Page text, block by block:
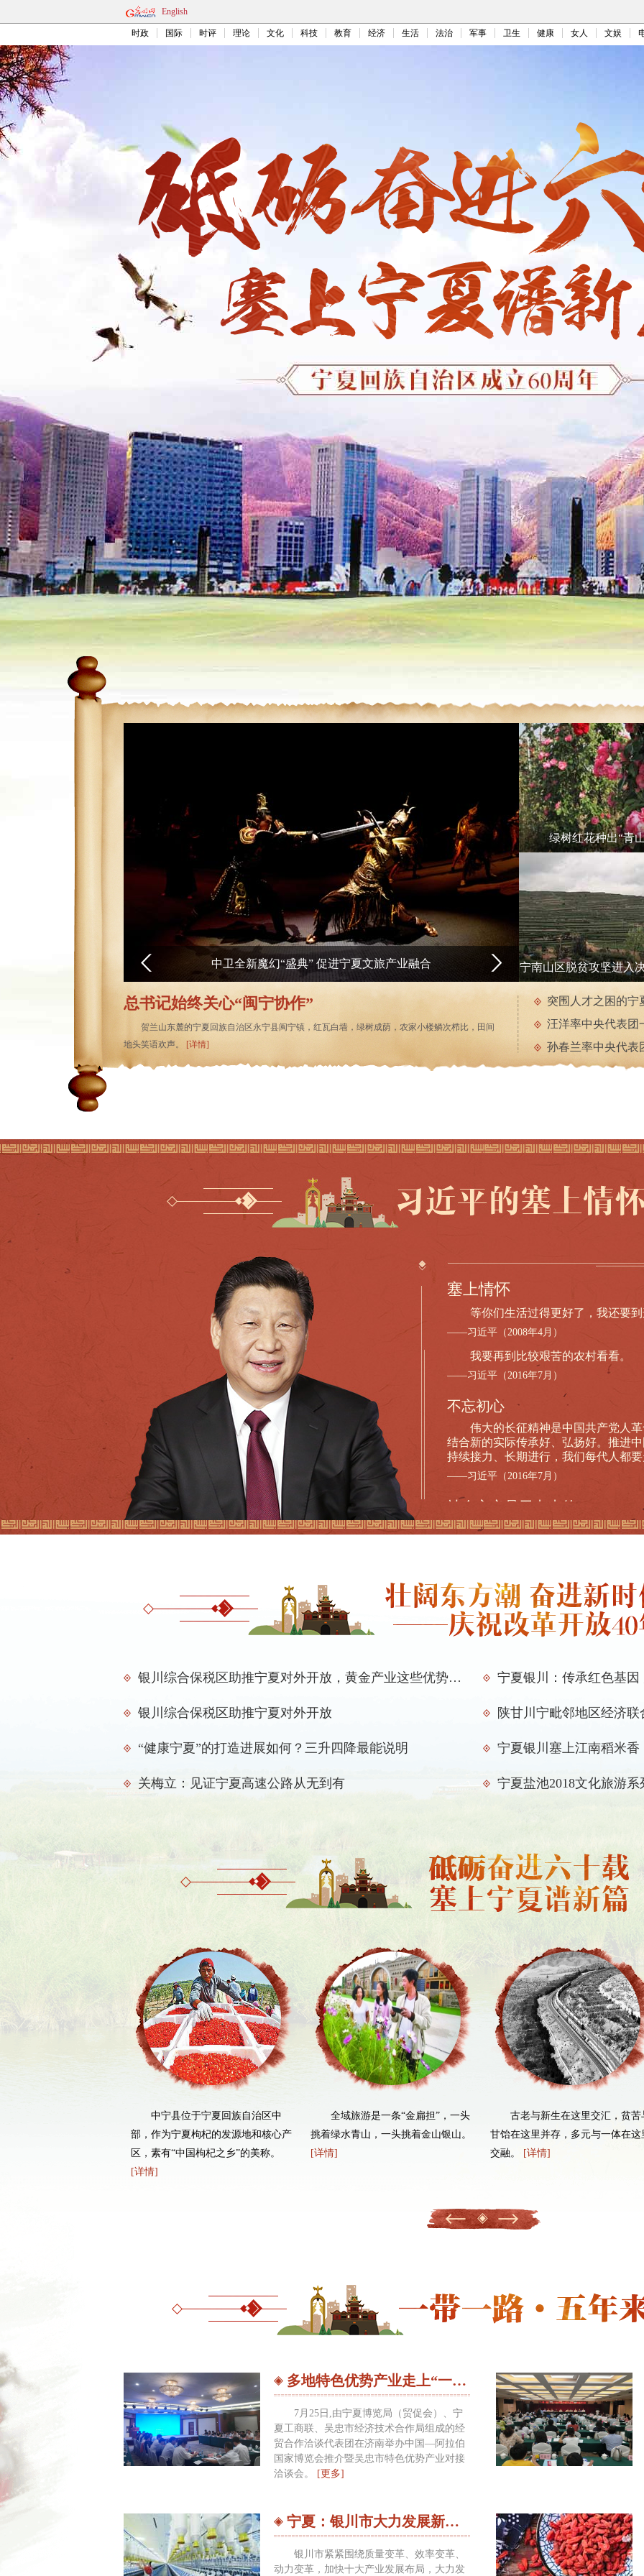
English
时政 国际 时评 理论 文化 科技 教育 经济 生活 法治 军事 卫生 健康 女人 文娱
中卫全新魔幻“盛典” 促进宁夏文旅产业融合
中核集团首个产业扶贫项目落地宁夏同心 以就业带动脱贫
绿树红花种出“青
宁南山区脱贫攻坚进入
总书记始终关心“闽宁协作”
贺兰山东麓的宁夏回族自治区永宁县闽宁镇，红瓦白墙，绿树成荫，农家小楼鳞次栉比，田间
地头笑语欢声。
[详情]
突围人才之困的宁
塞上情怀
等你们生活过得更好了，我还要
——习近平（2008年4月）
我要再到比较艰苦的农村看看。
——习近平（2016年7月）
不忘初心
伟大的长征精神是中国共产党人
结合新的实际传承好、弘扬好。推进
持续接力、长期进行，我们每代人都
——习近平（2016年7月）
社会主义是干出来的
社会主义是干出来的，我向为社
——习近平（2016年7月）
确保与全国同步建成全面小康
族团结、环境优美、人民富裕，确保
要有信心和定力，看大势、看趋
量、效益、竞争力。新发展理念各项
小康社会各方面。
和坚定的信心探索创新驱动发展新路。
——习近平（2016年7月）
民族团结
族、少数民族离不开汉族、各少数民
快民族地区经济社会发展，以发展促
——习近平（2016年7月）
环境优美
宁夏是西北地区重要的生态安全
要强化源头保护，下功夫推进水污染
境。要加强黄河保护，坚决杜绝污染
——习近平（2016年7月）
西海固曾经“苦瘠甲天下”，看着
兴。全国还有5000万贫困人口，到
是我当前最关心的事情。
坚持和改进党的领导
推动经济社会发展，促进社会和
创造美好前景
银川综合保税区助推宁夏对外开放，黄金产业这些优势其他地方比不了 宁夏银川：传承红色基
银川综合保税区助推宁夏对外开放 陕甘川宁毗邻地区经济
“健康宁夏”的打造进展如何？三升四降最能说明 宁夏银川塞上江南稻米香
关梅立：见证宁夏高速公路从无到有 宁夏盐池2018文化旅游
全域旅游是一条“金扁担”，一头
挑着绿水青山，一头挑着金山银山。
[详情]
古老与新生在这里交汇，贫苦与
甘饴在这里并存，多元与一体在这里
交融。
一提起普罗旺斯，人们的脑海
里，立即会呈现出法国东南部那个
临地中海的蓝色海岸，薰衣草的故
多地特色优势产业走上“一带一路”
7月25日,由宁夏博览局（贸促会）、宁
夏工商联、吴忠市经济技术合作局组成的经
贸合作洽谈代表团在济南举办中国—阿拉伯
国家博览会推介暨吴忠市特色优势产业对接
洽谈会。
[更多]
宁夏：银川市大力发展新项目培育新产业
银川市紧紧围绕质量变革、效率变革、
动力变革，加快十大产业发展布局，大力发